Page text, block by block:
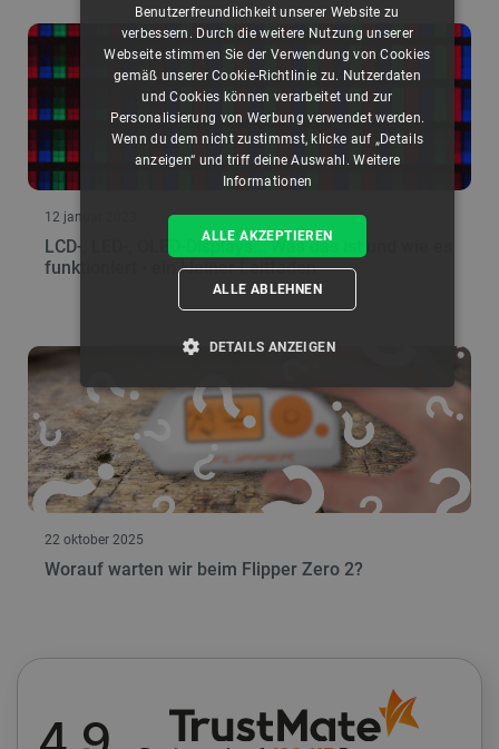
12 januar 2023
LCD-, LED-, OLED-Displays... Was das ist und wie es
funktioniert - ein kleiner Leitfaden
22 oktober 2025
Worauf warten wir beim Flipper Zero 2?
Benutzerfreundlichkeit unserer Website zu
verbessern. Durch die weitere Nutzung unserer
Webseite stimmen Sie der Verwendung von Cookies
gemäß unserer Cookie-Richtlinie zu. Nutzerdaten
und Cookies können verarbeitet und zur
Personalisierung von Werbung verwendet werden.
Wenn du dem nicht zustimmst, klicke auf „Details
anzeigen“ und triff deine Auswahl.Weitere
Informationen
ALLE AKZEPTIEREN
ALLE ABLEHNEN
DETAILS ANZEIGEN
UNBEDINGT ERFORDERLICH
PERFORMANCE TARGETING
FUNKTIONALITÄT
Benutzeranmeldung und die Kontoverwaltung. Ohne die
unbedingt erforderlichen Cookies kann die Website